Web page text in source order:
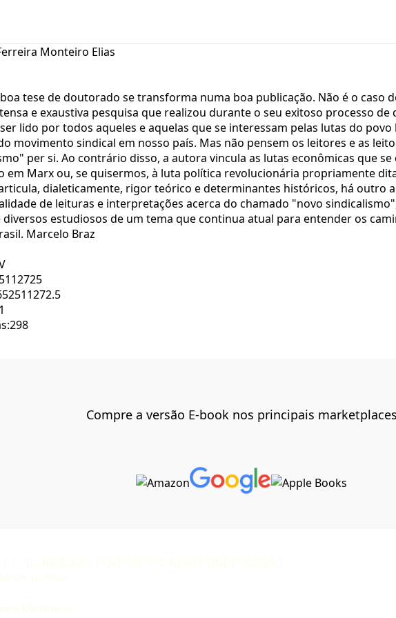
Monteiro Elias
tese de doutorado se transforma numa boa publicação. Não é o caso
e exaustiva pesquisa que realizou durante o seu exitoso processo
lido por todos aqueles e aquelas que se interessam pelas lutas do
movimento sindical em nosso país. Mas não pensem os leitores e as
per si. Ao contrário disso, a autora vincula as lutas econômicas que
em Marx ou, se quisermos, à luta política revolucionária propriamente
dialeticamente, rigor teórico e determinantes históricos, há outro
de leituras e interpretações acerca do chamado "novo
estudiosos de um tema que continua atual para entender os
Marcelo Braz
Compre a versão E-book nos principais